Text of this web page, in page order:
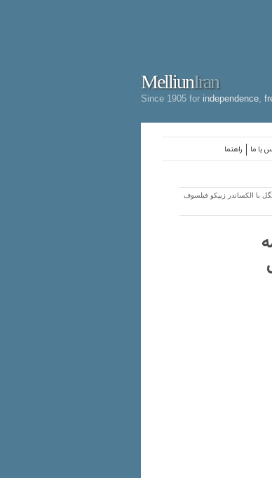
MelliunIran
Since 1905 for independence
راهنما با ما
با الکساندر زیپکو فیلسوف